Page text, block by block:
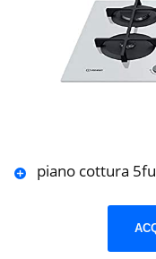
piano cottura